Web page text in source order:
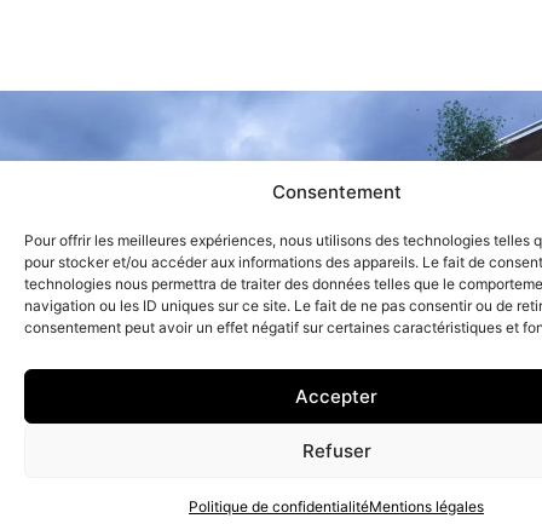
Consentement
Pour offrir les meilleures expériences, nous utilisons des technologies telles
pour stocker et/ou accéder aux informations des appareils. Le fait de
technologies nous permettra de traiter des données telles que le
navigation ou les ID uniques sur ce site. Le fait de ne pas consentir ou de
consentement peut avoir un effet négatif sur certaines caractéristiques et
Accepter
Refuser
Politique de confidentialitéMentions légales